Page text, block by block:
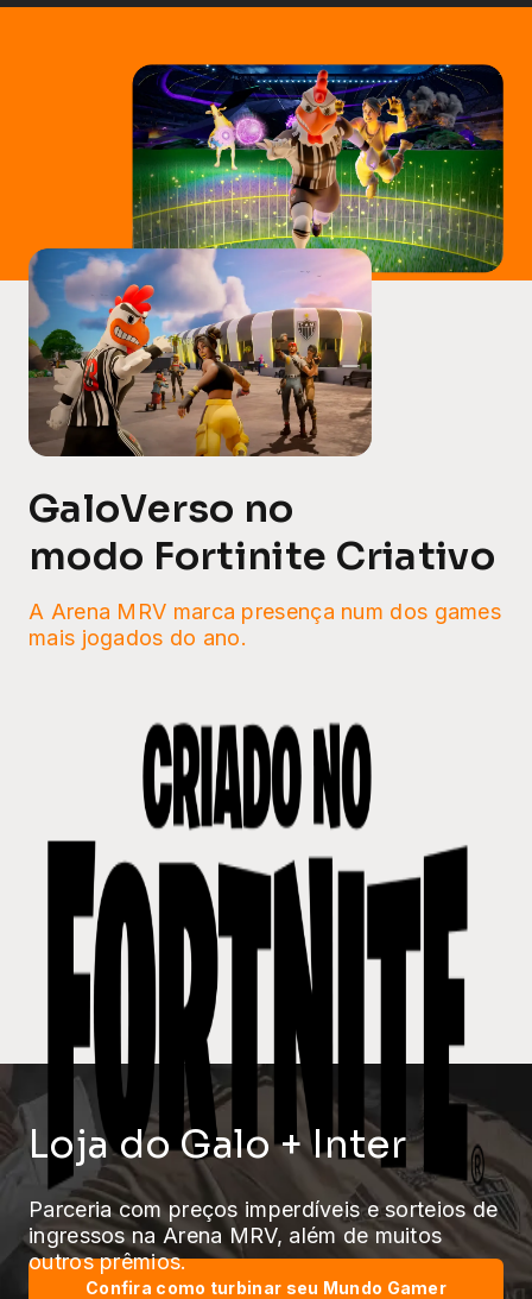
GaloVerso no
modo Fortinite Criativo
A Arena MRV marca presença num dos games
mais jogados do ano.
Confira como turbinar seu Mundo Gamer
Loja do Galo + Inter
Parceria com preços imperdíveis e sorteios de
ingressos na Arena MRV, além de muitos
outros prêmios.